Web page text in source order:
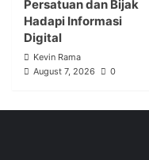
Persatuan dan Bijak
Hadapi Informasi
Digital
Kevin Rama
August 7, 2026
0